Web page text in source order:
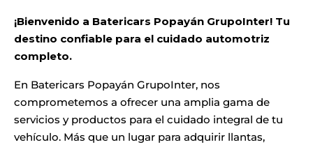
¡Bienvenido a Batericars Popayán GrupoInter! Tu
destino confiable para el cuidado automotriz
completo.
En Batericars Popayán GrupoInter, nos
comprometemos a ofrecer una amplia gama de
servicios y productos para el cuidado integral de tu
vehículo. Más que un lugar para adquirir llantas,